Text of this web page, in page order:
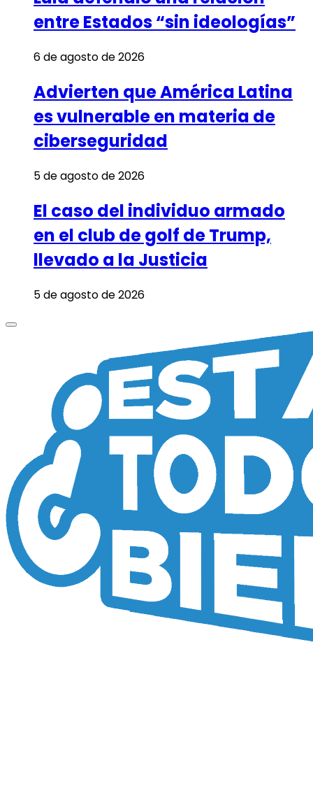
entre Estados “sin ideologías”
6 de agosto de 2026
Advierten que América Latina
es vulnerable en materia de
ciberseguridad
5 de agosto de 2026
El caso del individuo armado
en el club de golf de Trump,
llevado a la Justicia
5 de agosto de 2026